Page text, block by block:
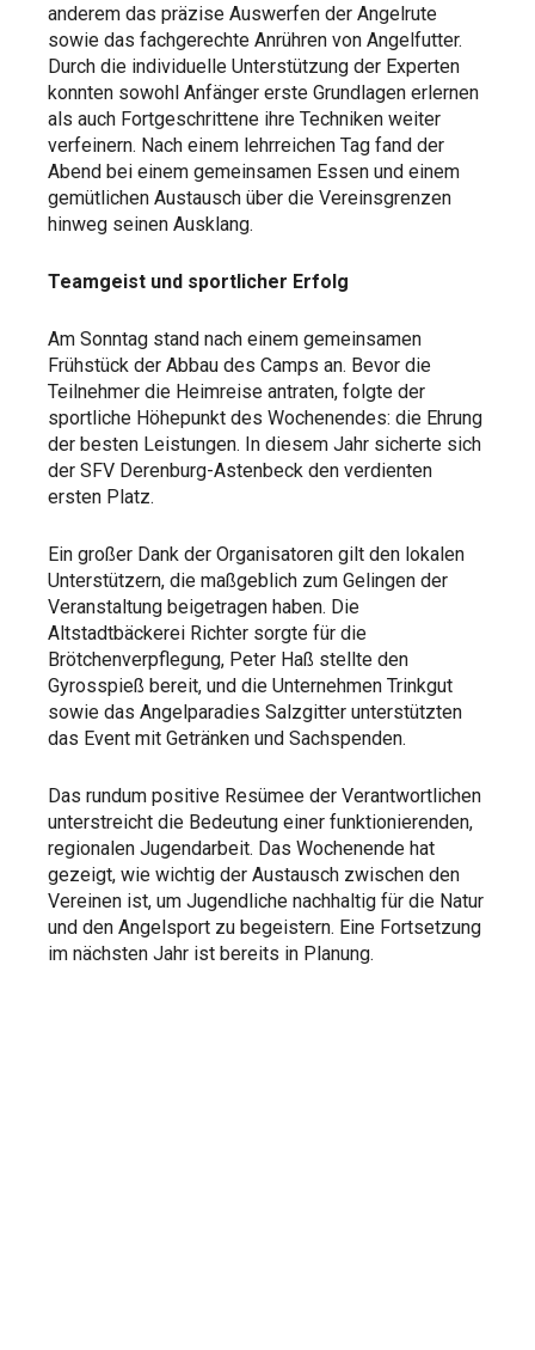
anderem das präzise Auswerfen der Angelrute
sowie das fachgerechte Anrühren von Angelfutter.
Durch die individuelle Unterstützung der Experten
konnten sowohl Anfänger erste Grundlagen erlernen
als auch Fortgeschrittene ihre Techniken weiter
verfeinern. Nach einem lehrreichen Tag fand der
Abend bei einem gemeinsamen Essen und einem
gemütlichen Austausch über die Vereinsgrenzen
hinweg seinen Ausklang.
Teamgeist und sportlicher Erfolg
Am Sonntag stand nach einem gemeinsamen
Frühstück der Abbau des Camps an. Bevor die
Teilnehmer die Heimreise antraten, folgte der
sportliche Höhepunkt des Wochenendes: die Ehrung
der besten Leistungen. In diesem Jahr sicherte sich
der SFV Derenburg-Astenbeck den verdienten
ersten Platz.
Ein großer Dank der Organisatoren gilt den lokalen
Unterstützern, die maßgeblich zum Gelingen der
Veranstaltung beigetragen haben. Die
Altstadtbäckerei Richter sorgte für die
Brötchenverpflegung, Peter Haß stellte den
Gyrosspieß bereit, und die Unternehmen Trinkgut
sowie das Angelparadies Salzgitter unterstützten
das Event mit Getränken und Sachspenden.
Das rundum positive Resümee der Verantwortlichen
unterstreicht die Bedeutung einer funktionierenden,
regionalen Jugendarbeit. Das Wochenende hat
gezeigt, wie wichtig der Austausch zwischen den
Vereinen ist, um Jugendliche nachhaltig für die Natur
und den Angelsport zu begeistern. Eine Fortsetzung
im nächsten Jahr ist bereits in Planung.